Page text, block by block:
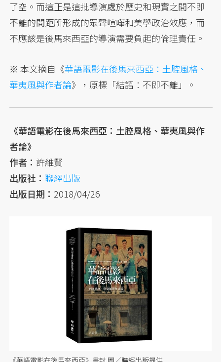
了空。而這正是這批導演處於歷史和現實之間不即
不離的間距所形成的眾聲喧嘩和美學政治效應，而
不應該是後馬來西亞的導演需要負起的倫理責任。
※ 本文摘自《華語電影在後馬來西亞：土腔風格、
華夷風與作者論》，原標「結語：不即不離」。
《華語電影在後馬來西亞：土腔風格、華夷風與作
者論》
作者： 許維賢
出版社：聯經出版
出版日期： 2018/04/26
《華語電影在後馬來西亞》書封 圖／聯經出版提供